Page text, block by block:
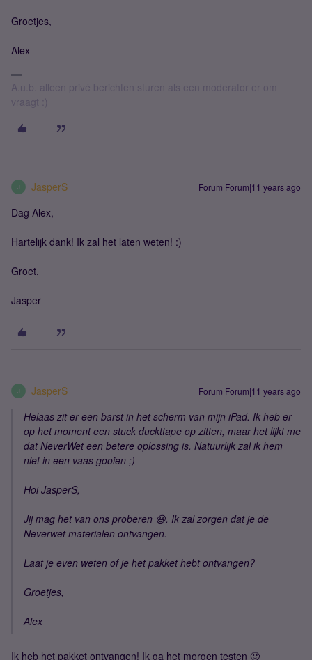
Groetjes,
Alex
A.u.b. alleen privé berichten sturen als een moderator er om
vraagt :)
J JasperS Forum|Forum|11 years ago
Dag Alex,
Hartelijk dank! Ik zal het laten weten! :)
Groet,
Jasper
J JasperS Forum|Forum|11 years ago
Helaas zit er een barst in het scherm van mijn iPad. Ik heb er
op het moment een stuck duckttape op zitten, maar het lijkt me
dat NeverWet een betere oplossing is. Natuurlijk zal ik hem
niet in een vaas gooien ;)
Hoi JasperS,
Jij mag het van ons proberen 😃. Ik zal zorgen dat je de
Neverwet materialen ontvangen.
Laat je even weten of je het pakket hebt ontvangen?
Groetjes,
Alex
Ik heb het pakket ontvangen! Ik ga het morgen testen 🙂